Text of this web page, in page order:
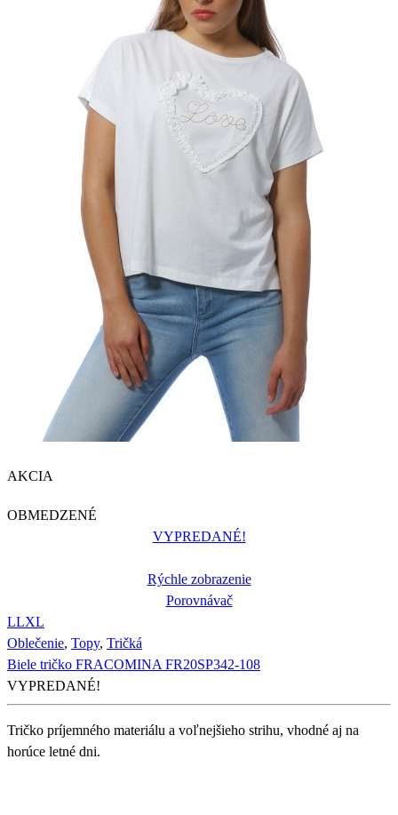
AKCIA
OBMEDZENÉ
VYPREDANÉ!
Rýchle zobrazenie
Porovnávač
LLXL
Oblečenie, Topy, Tričká
Biele tričko FRACOMINA FR20SP342-108
VYPREDANÉ!
Tričko príjemného materiálu a voľnejšieho strihu, vhodné aj na
horúce letné dni.